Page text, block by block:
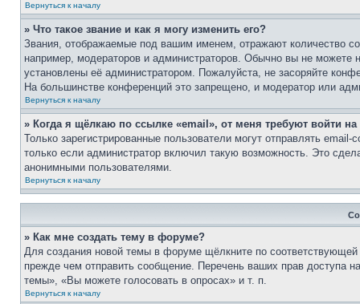
Вернуться к началу
» Что такое звание и как я могу изменить его?
Звания, отображаемые под вашим именем, отражают количество
например, модераторов и администраторов. Обычно вы не можете
установлены её администратором. Пожалуйста, не засоряйте
На большинстве конференций это запрещено, и модератор или
Вернуться к началу
» Когда я щёлкаю по ссылке «email», от меня требуют войти
Только зарегистрированные пользователи могут отправлять
только если администратор включил такую возможность. Это
анонимными пользователями.
Вернуться к началу
» Как мне создать тему в форуме?
Для создания новой темы в форуме щёлкните по
прежде чем отправить сообщение. Перечень ваших прав доступа
темы», «Вы можете голосовать в опросах» и т. п.
Вернуться к началу